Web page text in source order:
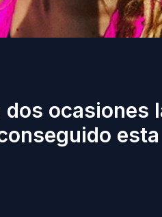
dos ocasiones